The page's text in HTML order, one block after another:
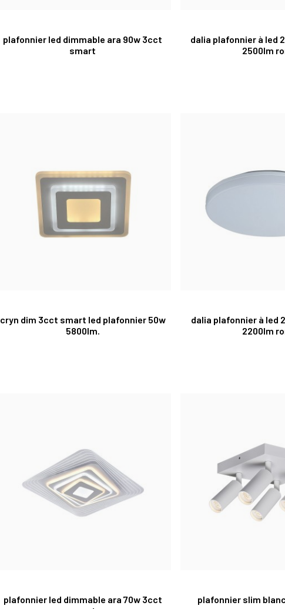
plafonnier led dimmable ara 90w 3cct
smart
dalia plafonnier à led
2500lm
cryn dim 3cct smart led plafonnier 50w
5800lm.
dalia plafonnier à led
2200lm
plafonnier led dimmable ara 70w 3cct
plafonnier slim